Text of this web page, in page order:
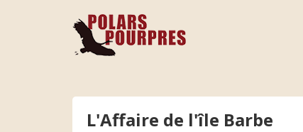
L'Affaire de l'île Barbe